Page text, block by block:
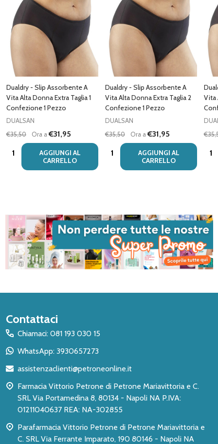
Dualdry - Slip Assorbente A
Vita Alta Donna Extra Taglia 1
Confezione 1 Pezzo
DUALSAN
€35,50
Ora a€31,95
Quantità:
AGGIUNGI AL
CARRELLO
Dualdry - Slip Assorbente A
Vita Alta Donna Extra Taglia 2
Confezione 1 Pezzo
DUALSAN
€35,50
Ora a€31,95
Quantità:
AGGIUNGI AL
CARRELLO
Vita
Inizio
del
piè
pagina
Contattaci
Chiamaci: 081 193 030 15
WhatsApp: 3930657273
assistenzaclienti@petroneonline.it
Farmacia Vittorio Petrone di Petrone Mariavittoria e C.
SRL Via Portamedina 8, 80134 - Napoli NA P.IVA:
01211040637 REA: NA-302855
Parafarmacia Vittorio Petrone di Petrone Mariavittoria e
C. SRL Via Ferrante Imparato, 190 80146 - Napoli NA